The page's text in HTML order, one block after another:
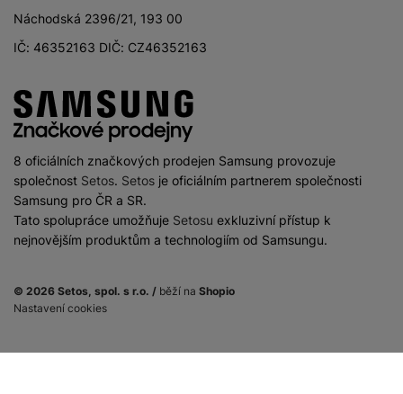
Náchodská 2396/21, 193 00
IČ: 46352163 DIČ: CZ46352163
8 oficiálních značkových prodejen Samsung provozuje
společnost Setos. Setos je oficiálním partnerem společnosti
Samsung pro ČR a SR.
Tato spolupráce umožňuje Setosu exkluzivní přístup k
nejnovějším produktům a technologiím od Samsungu.
Nastavení cookies
© 2026 Setos, spol. s r.o. / běží na Shopio